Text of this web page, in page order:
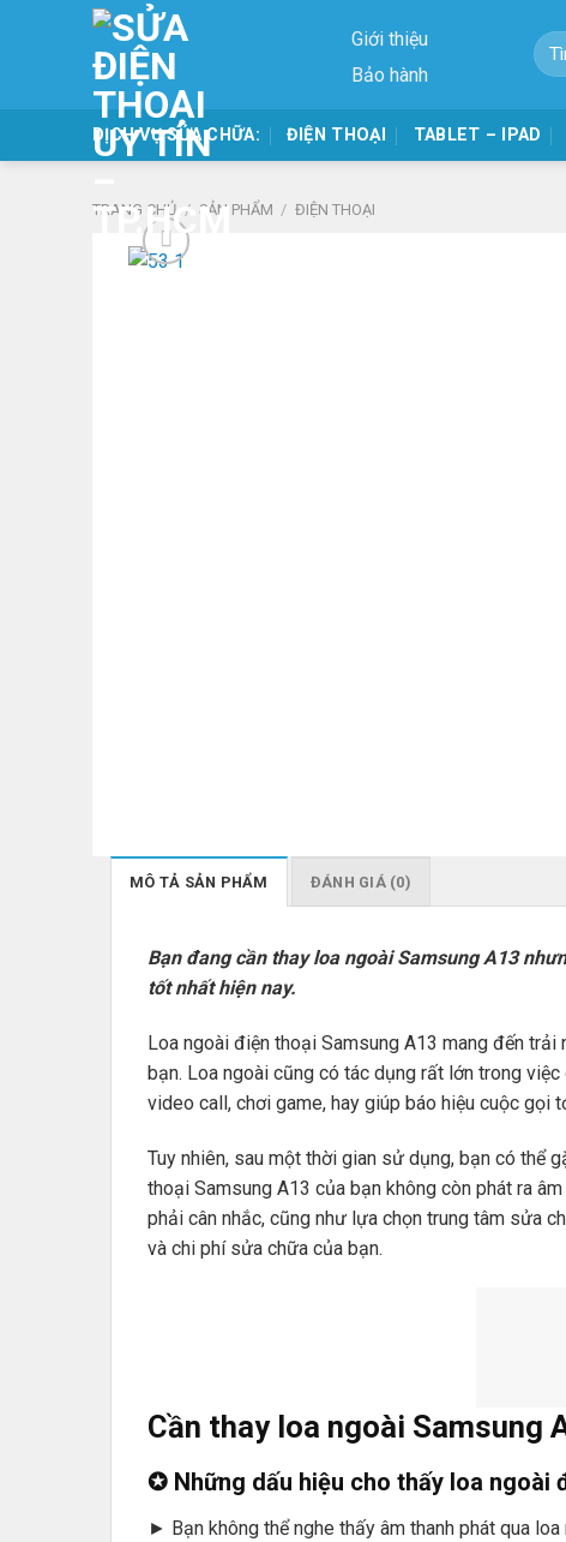
Giới thiệu
Bảo hành
Tìm
kiếm:
DỊCH VỤ SỬA CHỮA: ĐIỆN THOẠI TABLET – IPAD
TRANG CHỦ / SẢN PHẨM / ĐIỆN THOẠI
MÔ TẢ SẢN PHẨM ĐÁNH GIÁ (0)
Bạn đang cần thay loa ngoài Samsung A13
tốt nhất hiện nay.
Loa ngoài điện thoại Samsung A13 mang đến
bạn. Loa ngoài cũng có tác dụng rất lớn trong
video call, chơi game, hay giúp báo hiệu cuộc gọi
Tuy nhiên, sau một thời gian sử dụng, bạn có thể
thoại Samsung A13 của bạn không còn phát ra
phải cân nhắc, cũng như lựa chọn trung tâm sửa
và chi phí sửa chữa của bạn.
Cần thay loa ngoài Samsung
✪ Những dấu hiệu cho thấy loa ngoài
► Bạn không thể nghe thấy âm thanh phát qua